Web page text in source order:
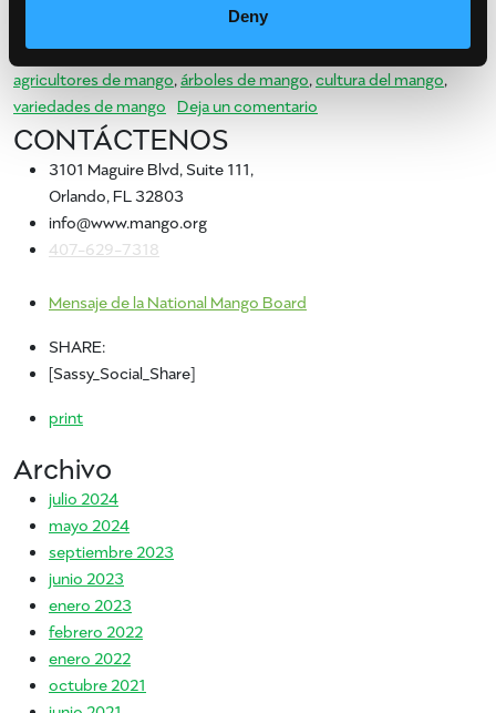
Deny
Publicado enConsejos de mango,Cultura Etiquetado como
agricultores de mango, árboles de mango, cultura del mango,
variedades de mango
Deja un comentario
CONTÁCTENOS
3101 Maguire Blvd, Suite 111,
Orlando, FL 32803
info@www.mango.org
407-629-7318
Mensaje de la National Mango Board
SHARE:
[Sassy_Social_Share]
print
Archivo
julio 2024
mayo 2024
septiembre 2023
junio 2023
enero 2023
febrero 2022
enero 2022
octubre 2021